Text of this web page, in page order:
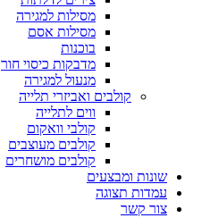
מסילות למגירה
מסילות אסם
בוכנות
מדבקות כיסוי חור
מנעול למגירה
קולבים ואביזרי תלייה
ווים לתלייה
קולבי וואקום
קולבים מעוצבים
קולבים מושחרים
שונות ומבצעים
עמדות תצוגה
צור קשר